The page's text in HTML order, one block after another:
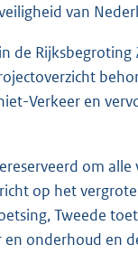
van
de
Verkeer en
om
op het
Tweede
onderhoud en